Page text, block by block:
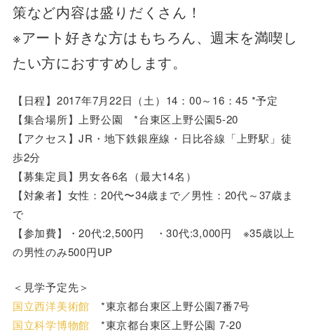
策など内容は盛りだくさん！
※アート好きな方はもちろん、週末を満喫し
たい方におすすめします。
【日程】2017年7月22日（土）14：00～16：45 *予定
【集合場所】上野公園 *台東区上野公園5-20
【アクセス】JR・地下鉄銀座線・日比谷線「上野駅」徒
歩2分
【募集定員】男女各6名（最大14名）
【対象者】女性：20代〜34歳まで／男性：20代～37歳ま
で
【参加費】・20代:2,500円 ・30代:3,000円 ※35歳以上
の男性のみ500円UP
＜見学予定先＞
国立西洋美術館 *東京都台東区上野公園7番7号
国立科学博物館 *東京都台東区上野公園 7-20